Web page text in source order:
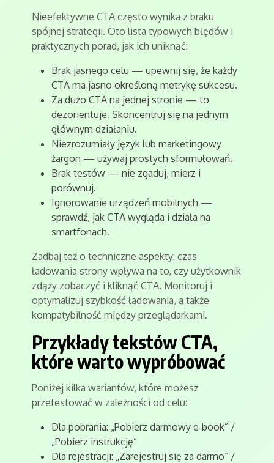
Nieefektywne CTA często wynika z braku
spójnej strategii. Oto lista typowych błędów i
praktycznych porad, jak ich uniknąć:
Brak jasnego celu — upewnij się, że każdy
CTA ma jasno określoną metrykę sukcesu.
Za dużo CTA na jednej stronie — to
dezorientuje. Skoncentruj się na jednym
głównym działaniu.
Niezrozumiały język lub marketingowy
żargon — używaj prostych sformułowań.
Brak testów — nie zgaduj, mierz i
porównuj.
Ignorowanie urządzeń mobilnych —
sprawdź, jak CTA wygląda i działa na
smartfonach.
Zadbaj też o techniczne aspekty: czas
ładowania strony wpływa na to, czy użytkownik
zdąży zobaczyć i kliknąć CTA. Monitoruj i
optymalizuj szybkość ładowania, a także
kompatybilność między przeglądarkami.
Przykłady tekstów CTA,
które warto wypróbować
Poniżej kilka wariantów, które możesz
przetestować w zależności od celu:
Dla pobrania: „Pobierz darmowy e‑book” /
„Pobierz instrukcję”
Dla rejestracji: „Zarejestruj się za darmo” /